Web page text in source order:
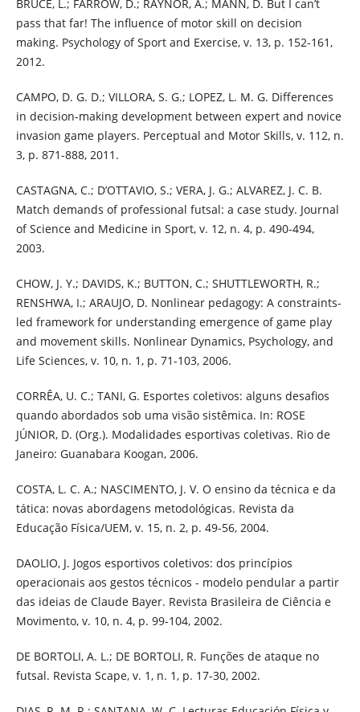
BRUCE, L.; FARROW, D.; RAYNOR, A.; MANN, D. But I can’t
pass that far! The influence of motor skill on decision
making. Psychology of Sport and Exercise, v. 13, p. 152-161,
2012.
CAMPO, D. G. D.; VILLORA, S. G.; LOPEZ, L. M. G. Differences
in decision-making development between expert and novice
invasion game players. Perceptual and Motor Skills, v. 112, n.
3, p. 871-888, 2011.
CASTAGNA, C.; D’OTTAVIO, S.; VERA, J. G.; ALVAREZ, J. C. B.
Match demands of professional futsal: a case study. Journal
of Science and Medicine in Sport, v. 12, n. 4, p. 490-494,
2003.
CHOW, J. Y.; DAVIDS, K.; BUTTON, C.; SHUTTLEWORTH, R.;
RENSHWA, I.; ARAUJO, D. Nonlinear pedagogy: A constraints-
led framework for understanding emergence of game play
and movement skills. Nonlinear Dynamics, Psychology, and
Life Sciences, v. 10, n. 1, p. 71-103, 2006.
CORRÊA, U. C.; TANI, G. Esportes coletivos: alguns desafios
quando abordados sob uma visão sistêmica. In: ROSE
JÚNIOR, D. (Org.). Modalidades esportivas coletivas. Rio de
Janeiro: Guanabara Koogan, 2006.
COSTA, L. C. A.; NASCIMENTO, J. V. O ensino da técnica e da
tática: novas abordagens metodológicas. Revista da
Educação Física/UEM, v. 15, n. 2, p. 49-56, 2004.
DAOLIO, J. Jogos esportivos coletivos: dos princípios
operacionais aos gestos técnicos - modelo pendular a partir
das ideias de Claude Bayer. Revista Brasileira de Ciência e
Movimento, v. 10, n. 4, p. 99-104, 2002.
DE BORTOLI, A. L.; DE BORTOLI, R. Funções de ataque no
futsal. Revista Scape, v. 1, n. 1, p. 17-30, 2002.